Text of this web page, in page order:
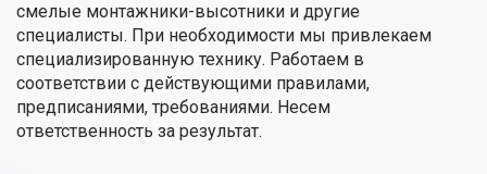
смелые монтажники-высотники и другие
специалисты. При необходимости мы привлекаем
специализированную технику. Работаем в
соответствии с действующими правилами,
предписаниями, требованиями. Несем
ответственность за результат.